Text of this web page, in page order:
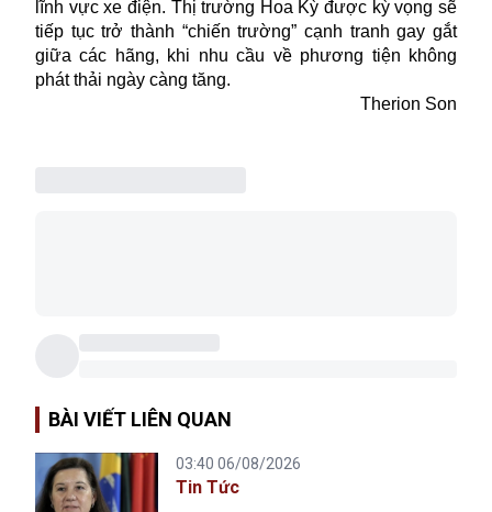
lĩnh vựcxe điện. Thị trường Hoa Kỳ được kỳ vọng sẽ
tiếp tục trở thành “chiến trường” cạnh tranh gay gắt
giữa các hãng, khi nhu cầu về phương tiện không
phát thải ngày càng tăng.
Therion Son
BÀI VIẾT LIÊN QUAN
03:40 06/08/2026
Tin Tức